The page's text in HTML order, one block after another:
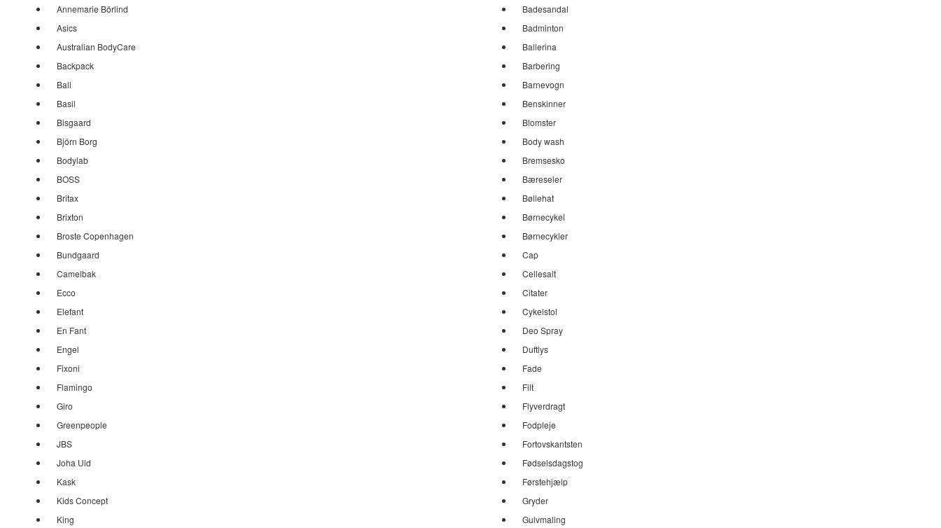
Annemarie Börlind
Asics
Australian BodyCare
Backpack
Ball
Basil
Bisgaard
Björn Borg
Bodylab
BOSS
Britax
Brixton
Broste Copenhagen
Bundgaard
Camelbak
Ecco
Elefant
En Fant
Engel
Fixoni
Flamingo
Giro
Greenpeople
JBS
Joha Uld
Kask
Kids Concept
King
Badesandal
Badminton
Ballerina
Barbering
Barnevogn
Benskinner
Blomster
Body wash
Bremsesko
Bæreseler
Bøllehat
Børnecykel
Børnecykler
Cap
Cellesalt
Citater
Cykelstol
Deo Spray
Duftlys
Fade
Filt
Flyverdragt
Fodpleje
Fortovskantsten
Fødselsdagstog
Førstehjælp
Gryder
Gulvmaling